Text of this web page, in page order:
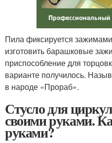
Пила фиксируется
изготовить барашковые
приспособление для
варианте получилось.
в народе «Прораб».
Стусло для
своими руками.
руками?